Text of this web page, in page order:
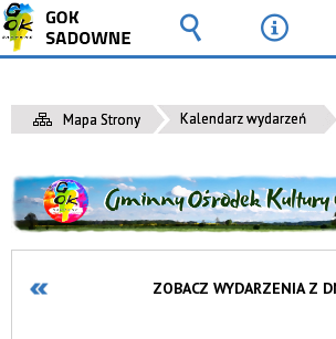
Mapa Strony Kalendarz wydarzeń
ZOBACZ WYDARZENIA Z